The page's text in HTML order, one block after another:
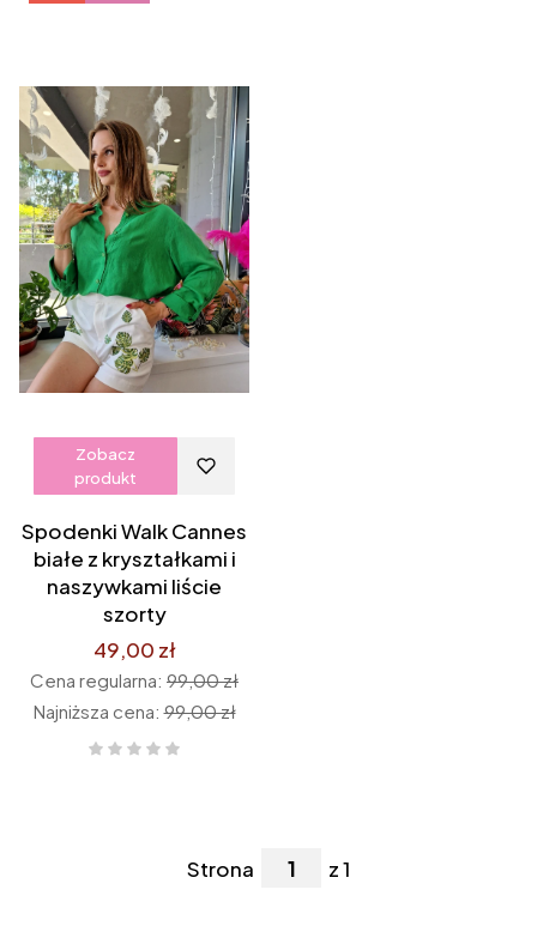
Zobacz
produkt
Spodenki Walk Cannes
białe z kryształkami i
naszywkami liście
szorty
49,00 zł
Cena regularna: 99,00 zł
Najniższa cena: 99,00 zł
Strona z 1